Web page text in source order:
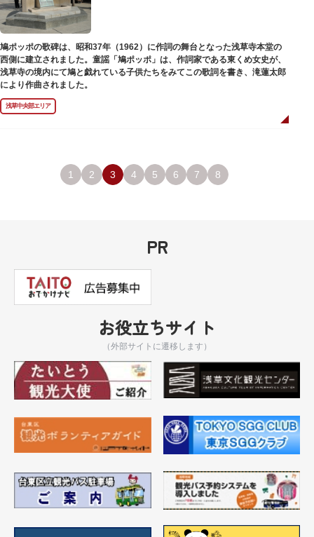
鳩ポッポの歌碑は、昭和37年（1962）に作詞の舞台となった浅草寺本堂の
西側に建立されました。童謡「鳩ポッポ」は、作詞家である東くめ女史が、
浅草寺の境内にて鳩と戯れている子供たちをみてこの歌詞を書き、滝蓮太郎
により作曲されました。
浅草中央部エリア
1 2 3 4 5 6 7 8
PR
お役立ちサイト
（外部サイトに遷移します）